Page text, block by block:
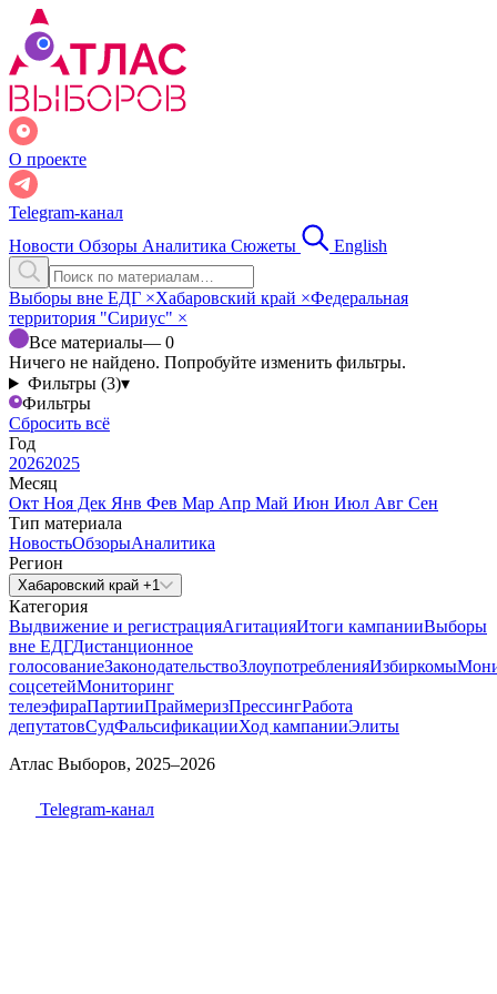
О проекте
Telegram-канал
Новости Обзоры Аналитика Сюжеты English
Выборы вне ЕДГ ×Хабаровский край ×Федеральная
территория "Сириус" ×
Все материалы— 0
Ничего не найдено. Попробуйте изменить фильтры.
Фильтры (3)▾
Фильтры
Сбросить всё
Год
20262025
Месяц
Окт Ноя Дек Янв Фев Мар Апр Май Июн Июл Авг Сен
Тип материала
НовостьОбзорыАналитика
Регион
Хабаровский край +1
Категория
Выдвижение и регистрацияАгитацияИтоги кампанииВыборы
вне ЕДГДистанционное
голосованиеЗаконодательствоЗлоупотребленияИзбиркомы
соцсетейМониторинг
телеэфираПартииПраймеризПрессингРабота
депутатовСудФальсификацииХод кампанииЭлиты
Атлас Выборов, 2025–2026
Telegram-канал